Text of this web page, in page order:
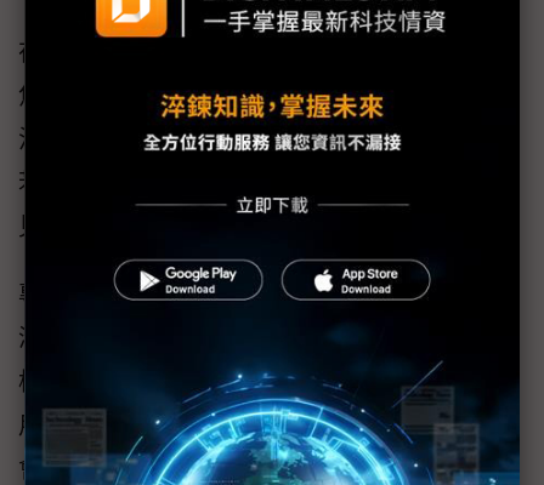
在「AI賦能的組織治理」場次中，與談者則聚
焦於AI在決策與公共服務中快速滲透所引發的
治理挑戰。AI技術發展速度遠超過現行法規，
若缺乏適當行為準則與協作機制，恐將加劇偏
見、歧視與隱私侵害等風險。
專家呼籲，以「負責任AI」為核心理念，建立
涵蓋政策制定、技術審查與實務導引的制度架
構，推動多方利害關係人參與治理，確保AI應
用在合法、法遵的同時，也承擔倫理責任與社
會價值。